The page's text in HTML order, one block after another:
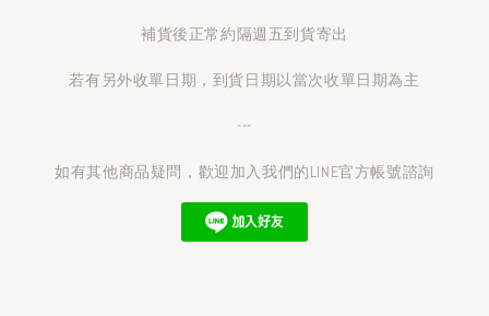
補貨後正常約隔週五到貨寄出
若有另外收單日期，到貨日期以當次收單日期為主
---
如有其他商品疑問，歡迎加入我們的LINE官方帳號諮詢